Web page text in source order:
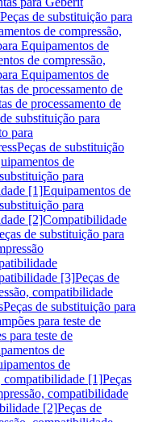
Peças de substituição para
de compressão,
Equipamentos de
de compressão,
Equipamentos de
de processamento de
de processamento de
substituição para
para
Peças de substituição
de
para
[1]Equipamentos de
para
[2]Compatibilidade
de substituição para
[3]Peças de
compatibilidade
Peças de substituição para
para teste de
para teste de
de
de
compatibilidade [1]Peças
compatibilidade
[2]Peças de